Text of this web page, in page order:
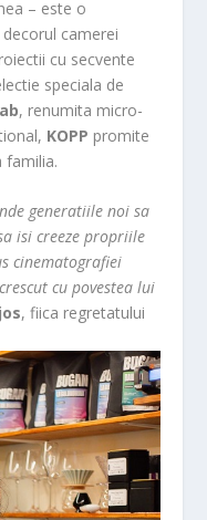
– este o
camerei
cu secvente
speciala de
, renumita micro-
KOPP promite
familia.
generatiile noi sa
isi creeze propriile
cinematografiei
cu povestea lui
, fiica regretatului